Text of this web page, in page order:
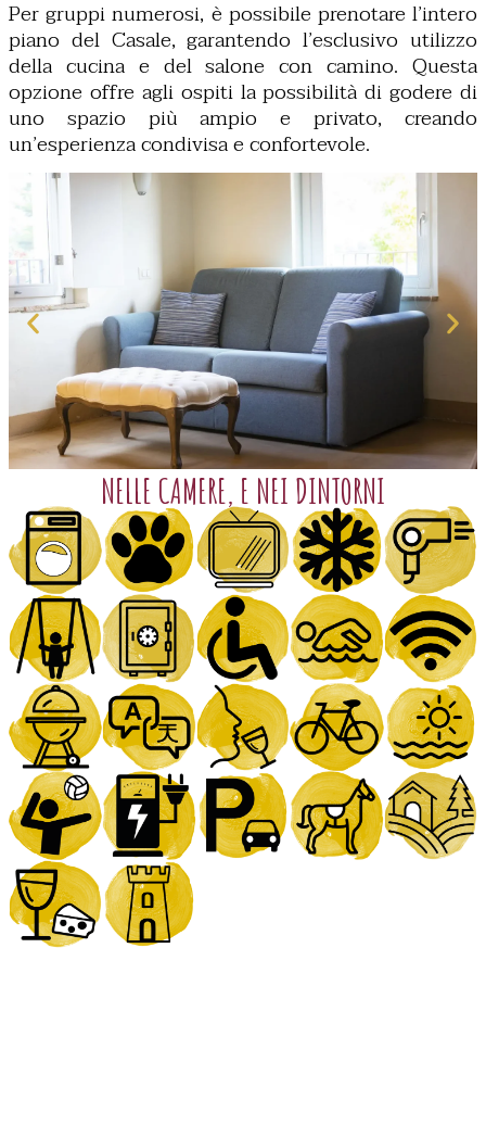
Per gruppi numerosi, è possibile prenotare l’intero
piano del Casale, garantendo l’esclusivo utilizzo
della cucina e del salone con camino. Questa
opzione offre agli ospiti la possibilità di godere di
uno spazio più ampio e privato, creando
un’esperienza condivisa e confortevole.
NELLE CAMERE, E NEI DINTORNI